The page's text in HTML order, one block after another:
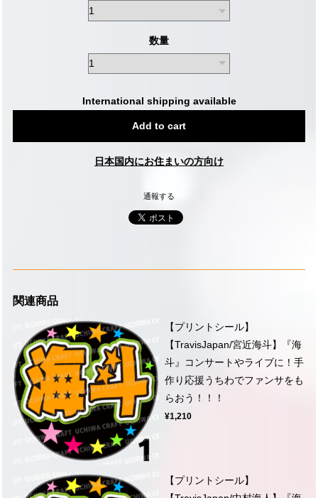
数量
International shipping available
Add to cart
日本国内にお住まいの方向け
通報する
関連商品
【プリントシール】
【TravisJapan/宮近海斗】『海
斗』コンサートやライブに！手
作り応援うちわでファンサをも
らおう！！！
¥1,210
【プリントシール】